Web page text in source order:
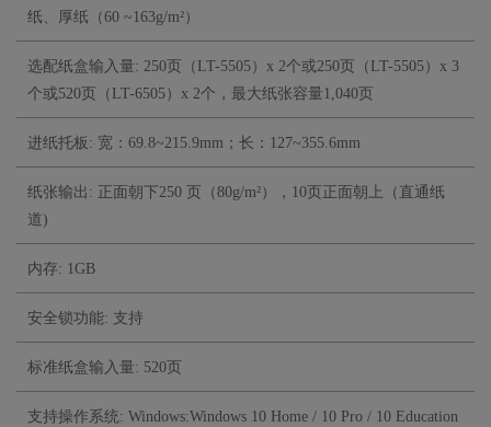
纸、厚纸（60 ~163g/m²）
选配纸盒输入量: 250页（LT-5505）x 2个或250页（LT-5505）x 3
个或520页（LT-6505）x 2个，最大纸张容量1,040页
进纸托板: 宽：69.8~215.9mm；长：127~355.6mm
纸张输出: 正面朝下250 页（80g/m²），10页正面朝上（直通纸
道)
内存: 1GB
安全锁功能: 支持
标准纸盒输入量: 520页
支持操作系统: Windows:Windows 10 Home / 10 Pro / 10 Education